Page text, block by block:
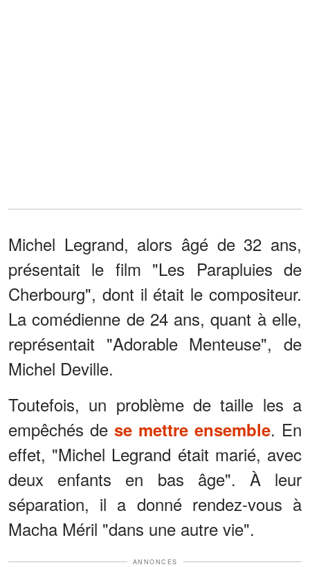
Michel Legrand, alors âgé de 32 ans,
présentait le film "Les Parapluies de
Cherbourg", dont il était le compositeur.
La comédienne de 24 ans, quant à elle,
représentait "Adorable Menteuse", de
Michel Deville.
Toutefois, un problème de taille les a
empêchés de se mettre ensemble. En
effet, "Michel Legrand était marié, avec
deux enfants en bas âge". À leur
séparation, il a donné rendez-vous à
Macha Méril "dans une autre vie".
ANNONCES